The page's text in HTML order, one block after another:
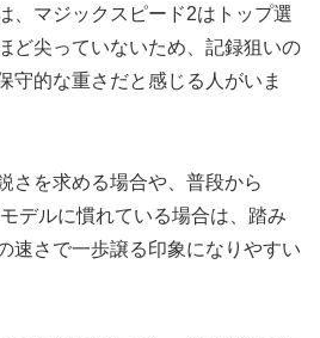
、マジックスピード2はトップ選
ど尖っていないため、記録狙いの
守的な重さだと感じる人がいま
さを求める場合や、普段から
デルに慣れている場合は、踏み
速さで一歩譲る印象になりやすい